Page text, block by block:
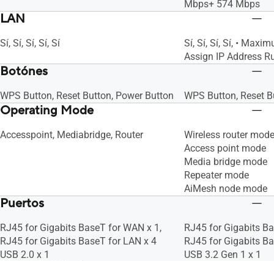
Mbps+ 574 Mbps
LAN
Sí, Sí, Sí, Sí, Sí
Sí, Sí, Sí, Sí, •
Assign IP Address
Botónes
WPS Button, Reset Button, Power Button WPS Button, Reset
Operating Mode
Accesspoint, Mediabridge, Router
Wireless router mode
Access point mode
Media bridge mode
Repeater mode
AiMesh node mode
Puertos
RJ45 for Gigabits BaseT for WAN x 1,
RJ45 for Gigabits BaseT for LAN x 4
USB 2.0 x 1
RJ45 for Gigabits
RJ45 for Gigabits
USB 3.2 Gen 1 x 1